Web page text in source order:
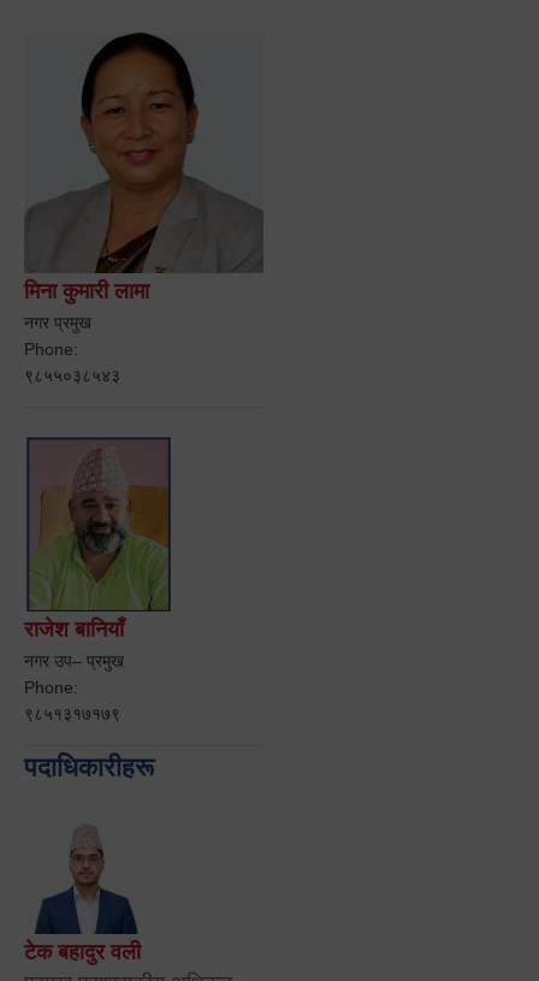
मिना कुमारी लामा
नगर प्रमुख
Phone:
९८५५०३८५४३
राजेश बानियाँ
नगर उप– प्रमुख
Phone:
९८५१३१७१७९
पदाधिकारीहरू
टेक बहादुर वली